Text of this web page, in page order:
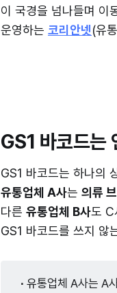
이 국경을 넘나들며 이
운영하는 코리안넷(유
GS1 바코드는
GS1 바코드는 하나의
유통업체 A사는 의류
다른 유통업체 B사도 C
GS1 바코드를 쓰지 않
∙ 유통업체 A사는 A